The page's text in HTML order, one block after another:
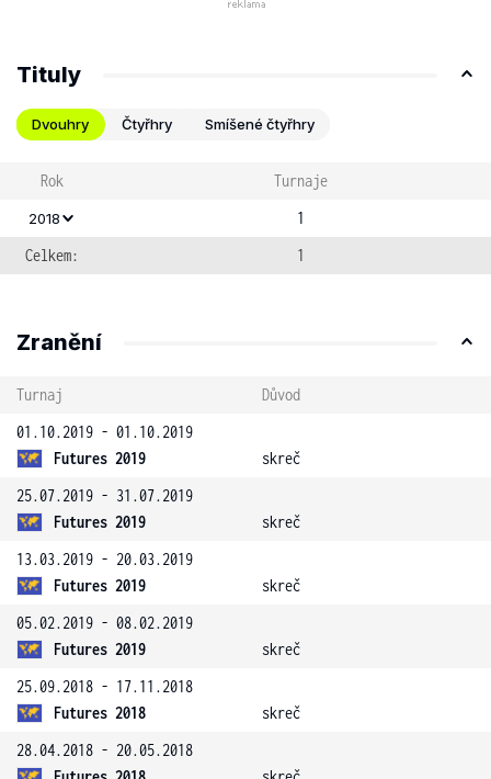
Tituly
Dvouhry Čtyřhry Smíšené čtyřhry
Rok Turnaje
2018
1
Celkem:
1
Zranění
Turnaj
Důvod
01.10.2019 - 01.10.2019
Futures 2019
skreč
25.07.2019 - 31.07.2019
Futures 2019
skreč
13.03.2019 - 20.03.2019
Futures 2019
skreč
05.02.2019 - 08.02.2019
Futures 2019
skreč
25.09.2018 - 17.11.2018
Futures 2018
skreč
28.04.2018 - 20.05.2018